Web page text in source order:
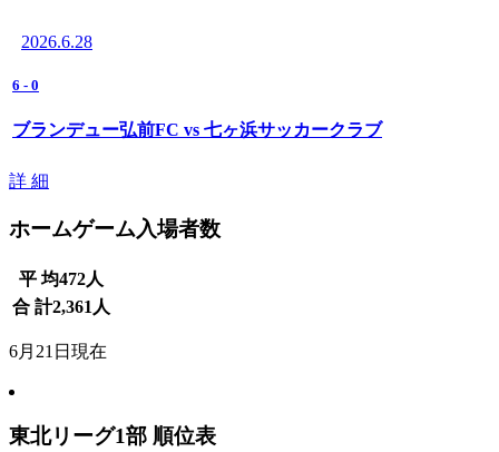
2026.6.28
6 - 0
ブランデュー弘前FC vs 七ヶ浜サッカークラブ
詳 細
ホームゲーム入場者数
平 均472人
合 計2,361 人
6月21日現在
東北リーグ1部 順位表